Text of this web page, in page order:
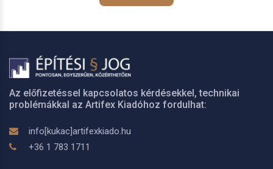
Az előfizetéssel kapcsolatos kérdésekkel, technikai
problémákkal az Artifex Kiadóhoz fordulhat:
info[kukac]artifexkiado.hu
+36 1 783 1711